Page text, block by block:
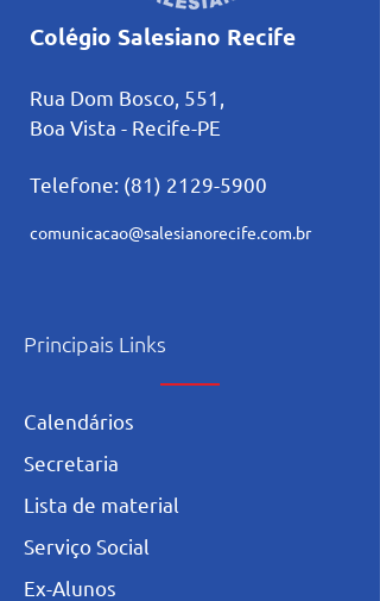
Colégio Salesiano Recife
Rua Dom Bosco, 551,
Boa Vista - Recife-PE
Telefone: (81) 2129-5900
comunicacao@salesianorecife.com.br
Principais Links
Calendários
Secretaria
L ista de material
Serviço Social
Ex-Alunos